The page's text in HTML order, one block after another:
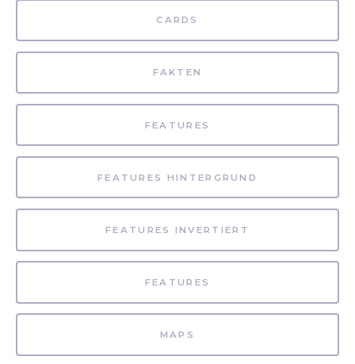
CARDS
FAKTEN
FEATURES
FEATURES HINTERGRUND
FEATURES INVERTIERT
FEATURES
MAPS